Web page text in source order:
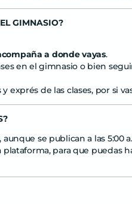
GIMNASIO?
a donde vayas.
en el gimnasio o bien
exprés de las clases, por si
, aunque se publican a las 5:00
plataforma, para que puedas